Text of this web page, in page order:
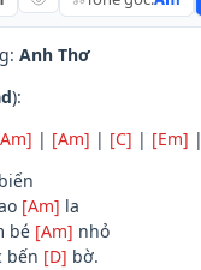
Anh Thơ
):
| [Am] | [C] | [Em] |
biển
[Am] la
bé [Am] nhỏ
bến [D] bờ.